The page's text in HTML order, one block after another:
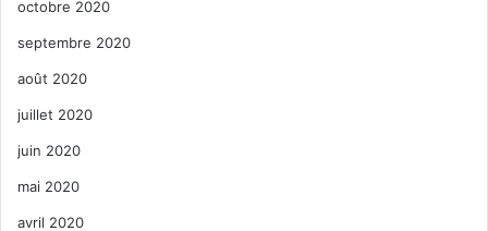
octobre 2020
septembre 2020
août 2020
juillet 2020
juin 2020
mai 2020
avril 2020